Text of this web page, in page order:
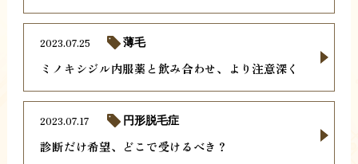
ミノキシジル内服薬と飲み合わせ、より注意深く
2023.07.25 薄毛
診断だけ希望、どこで受けるべき？
2023.07.17 円形脱毛症